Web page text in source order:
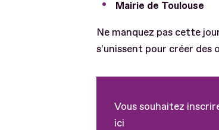
Mairie de Toulouse
Ne manquez pas cette
s'unissent pour créer des
Vous souhaitez
ici